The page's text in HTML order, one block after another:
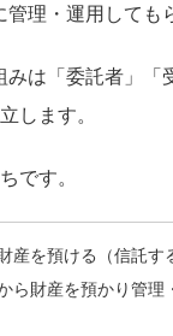
理・運用しても
みは「委託者」「
します。
です。
産を預ける（信託す
ら財産を預かり管理